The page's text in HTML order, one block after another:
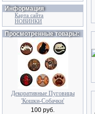
Информация
Карта сайта
НОВИНКИ
Просмотренные товары:
Декоративные Пуговицы
'Кошки-Собачки'
100 руб.